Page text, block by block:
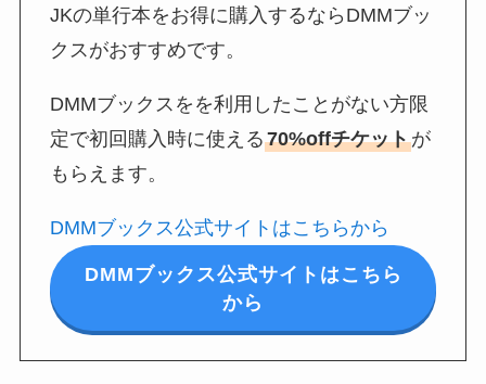
JKの単行本をお得に購入するならDMMブッ
クスがおすすめです。
DMMブックスをを利用したことがない方限
定で初回購入時に使える70%offチケットが
もらえます。
DMMブックス公式サイトはこちらから
DMMブックス公式サイトはこちら
から